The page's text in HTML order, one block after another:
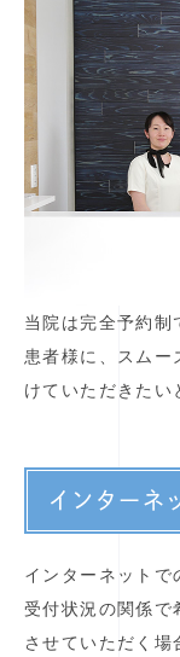
当院は完全予約制
患者様に、スムー
けていただきたい
インターネ
インターネットで
受付状況の関係で
させていただく